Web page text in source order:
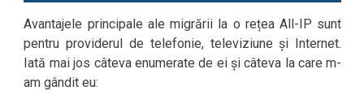
Avantajele principale ale migrării la o rețea All-IP sunt
pentru providerul de telefonie, televiziune și Internet.
Iată mai jos câteva enumerate de ei și câteva la care m-
am gândit eu: